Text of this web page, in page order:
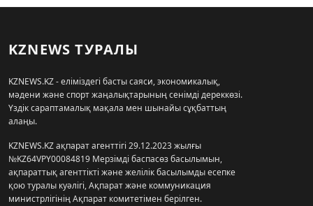
KZNEWS ТУРАЛЫ
KZNEWS.KZ - еліміздегі басты саяси, экономикалық,
мәдени және спорт жаңалықтарының сенімді дереккөзі.
Үздік сараптамалық мақала мен шынайы сұқбаттың
алаңы.
KZNEWS.KZ ақпарат агенттігі 29.12.2023 жылғы
№KZ64VPY00084819 Мерзімді баспасөз басылымын,
ақпараттық агенттікті және желілік басылымды есепке
қою туралы куәлігі, Ақпарат және коммуникация
министрлігінің Ақпарат комитетімен берілген.